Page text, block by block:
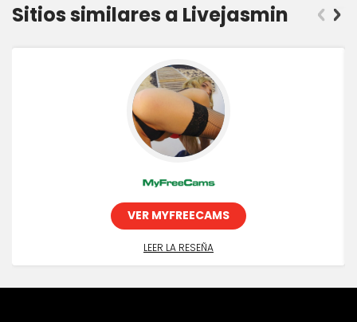
Sitios similares a Livejasmin
anterior
VER MYFREECAMS
LEER LA RESEÑA